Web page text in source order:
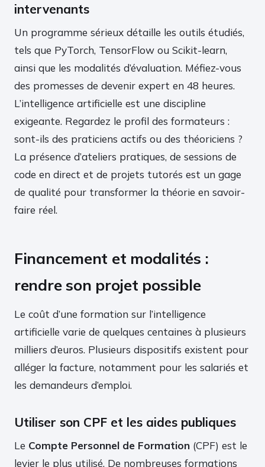
intervenants
Un programme sérieux détaille les outils étudiés,
tels que PyTorch, TensorFlow ou Scikit-learn,
ainsi que les modalités d’évaluation. Méfiez-vous
des promesses de devenir expert en 48 heures.
L’intelligence artificielle est une discipline
exigeante. Regardez le profil des formateurs :
sont-ils des praticiens actifs ou des théoriciens ?
La présence d’ateliers pratiques, de sessions de
code en direct et de projets tutorés est un gage
de qualité pour transformer la théorie en savoir-
faire réel.
Financement et modalités :
rendre son projet possible
Le coût d’une formation sur l’intelligence
artificielle varie de quelques centaines à plusieurs
milliers d’euros. Plusieurs dispositifs existent pour
alléger la facture, notamment pour les salariés et
les demandeurs d’emploi.
Utiliser son CPF et les aides publiques
Le Compte Personnel de Formation (CPF) est le
levier le plus utilisé. De nombreuses formations